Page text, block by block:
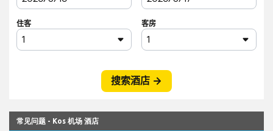
常见问题 - Kos 机场 酒店